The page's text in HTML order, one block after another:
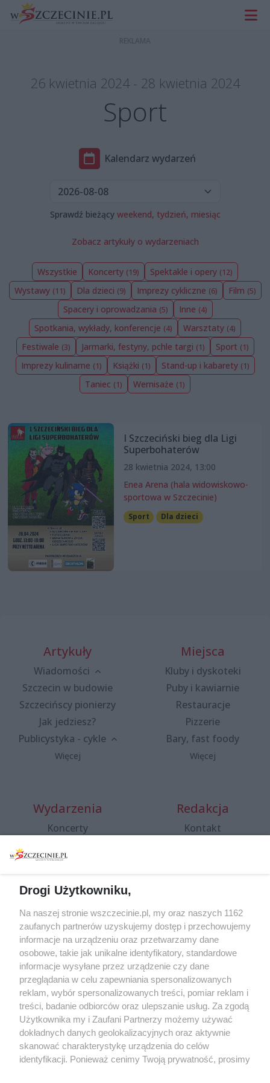
26 kwietnia 2024 - 28 kwietnia 2024
Sport
Kalendarz wydarzeń
Sprawdź bieżący weekend, tydzień, miesiąc
Zobacz artykuły o wydarzeniach
Wszystkie Koncerty (19) Spektakle i opery (12)
Wystawy (11) Dla dzieci (9) Imprezy cykliczne (6) Film (5)
Spacery i oprowadzania (5) Inne (4)
Spotkania, wykłady, konferencje (4) Warsztaty (4)
Festiwale (3) Jarmarki, festyny, pchle targi (1) Sport (1)
Imprezy kulinarne (1) Książki (1) Stand-up i kabarety (1)
Taniec (1) Wernisaże (1)
I Szczeciński bieg dla Ligi
Superbohaterów
28 kwietnia 2024, 13:00
Enea Arena (hala widowiskowo-
sportowa w Szczecinie)
Sport Dla dzieci
Artykuły
Wiadomości
Szczecin w budowie
Szczecińscy pionierzy
Jak jedziesz?
Publicystyka - cykle
Więcej
Miejsca
Kluby i dyskoteki
Puby i kawiarnie
Restauracje
Pizzerie
Bary, fast foody
Więcej
Wydarzenia
Koncerty
Spacery i oprowadzania
targi
Wernisaże
Więcej
Redakcja
Kontakt
Specjalny koncert z okazji
20. urodzin portalu
wSzczecinie.pl
Regulamin konkursów
śniadaniówka "Hej
Szczecin! Jest piątek!"
Partnerzy
Praca Szczecin
Drogi Użytkowniku,
Na naszej stronie wszczecinie.pl, my oraz naszych 1162
zaufanych partnerów uzyskujemy dostęp i przechowujemy
informacje na urządzeniu oraz przetwarzamy dane
osobowe, takie jak unikalne identyfikatory, standardowe
informacje wysyłane przez urządzenie czy dane
przeglądania w celu zapewniania spersonalizowanych
reklam, wybór spersonalizowanych treści, pomiar reklam i
treści, badanie odbiorców oraz ulepszanie usług. Za zgodą
Użytkownika my i Zaufani Partnerzy możemy używać
dokładnych danych geolokalizacyjnych oraz aktywnie
skanować charakterystykę urządzenia do celów
identyfikacji. Ponieważ cenimy Twoją prywatność, prosimy